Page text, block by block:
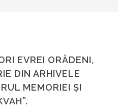
EVREI ORĂDENI,
DIN ARHIVELE
MEMORIEI ȘI